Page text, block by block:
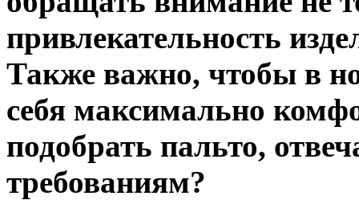
привлекательность
Также важно, чтобы в
себя максимально
подобрать пальто,
требованиям?